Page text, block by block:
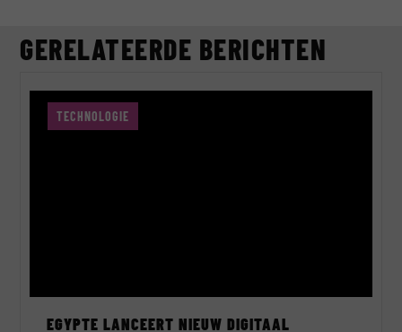
GERELATEERDE BERICHTEN
TECHNOLOGIE
EGYPTE LANCEERT NIEUW DIGITAAL